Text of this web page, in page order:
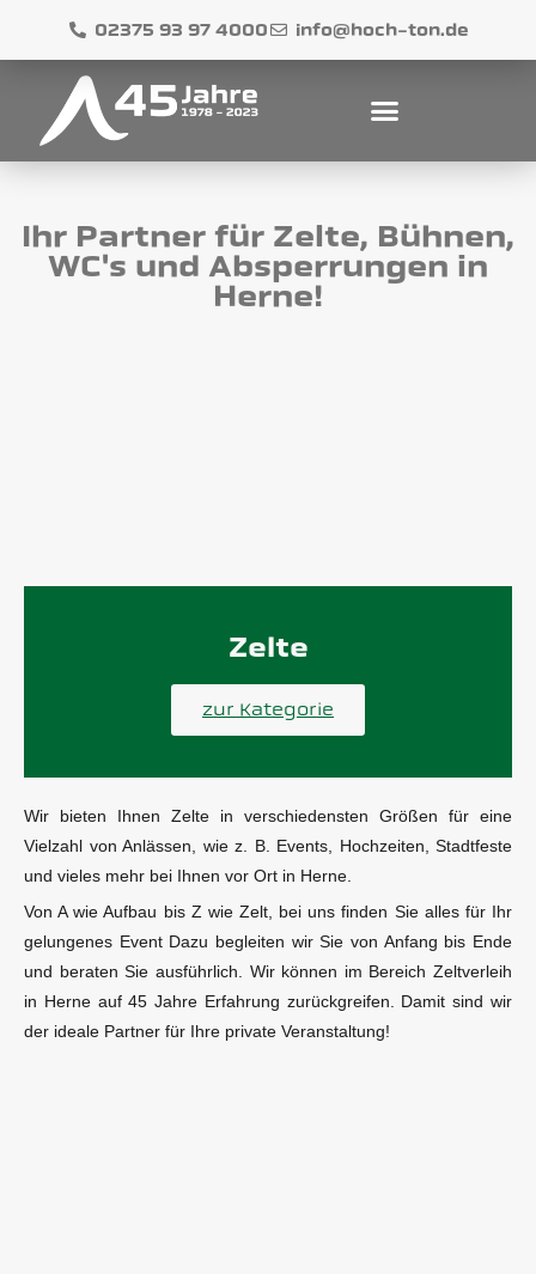
02375 93 97 4000 info@hoch-ton.de
Ihr Partner für Zelte, Bühnen,
WC's und Absperrungen in
Herne!
Zelte
zur Kategorie
Wir bieten Ihnen Zelte in verschiedensten Größen für eine
Vielzahl von Anlässen, wie z. B. Events, Hochzeiten, Stadtfeste
und vieles mehr bei Ihnen vor Ort in Herne.
Von A wie Aufbau bis Z wie Zelt, bei uns finden Sie alles für Ihr
gelungenes Event Dazu begleiten wir Sie von Anfang bis Ende
und beraten Sie ausführlich. Wir können im Bereich Zeltverleih
in Herne auf 45 Jahre Erfahrung zurückgreifen. Damit sind wir
der ideale Partner für Ihre private Veranstaltung!